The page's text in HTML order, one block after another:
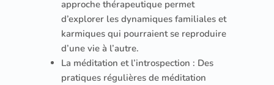
approche thérapeutique permet
d’explorer les dynamiques familiales et
karmiques qui pourraient se reproduire
d’une vie à l’autre.
La méditation et l’introspection : Des
pratiques régulières de méditation